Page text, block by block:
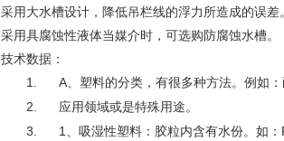
采用大水槽设计，降低吊栏线的浮力所造成的误差。
采用具腐蚀性液体当媒介时，可选购防腐蚀水槽。
技术数据：
1.
A 、塑料的分类，有很多种方法。例如
2.
应用领域或是特殊用途。
3.
1 、吸湿性塑料：胶粒内含有水份。如：